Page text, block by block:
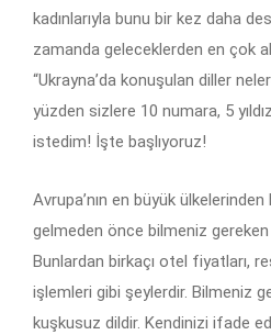
kadınlarıyla bunu bir kez daha
zamanda geleceklerden en çok
“Ukrayna’da konuşulan diller
yüzden sizlere 10 numara, 5
istedim! İşte başlıyoruz!
Avrupa’nın en büyük
gelmeden önce bilmeniz gereken
Bunlardan birkaçı otel fiyatları,
işlemleri gibi şeylerdir. Bilmeniz
kuşkusuz dildir. Kendinizi ifade